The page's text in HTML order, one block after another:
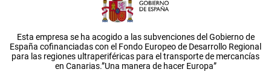
Esta empresa se ha acogido a las subvenciones del Gobierno de
España cofinanciadas con el Fondo Europeo de Desarrollo Regional
para las regiones ultraperiféricas para el transporte de mercancías
en Canarias.”Una manera de hacer Europa”